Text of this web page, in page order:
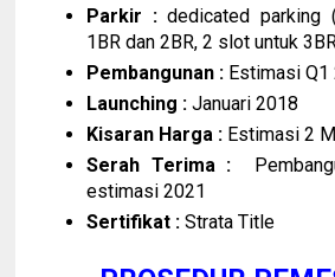
Parkir :dedicated parking
1BR dan 2BR, 2 slot untuk
Pembangunan : Estimasi Q1
Launching : Januari 2018
Kisaran Harga : Estimasi 2
Serah Terima :
estimasi 2021
Sertifikat : Strata Title